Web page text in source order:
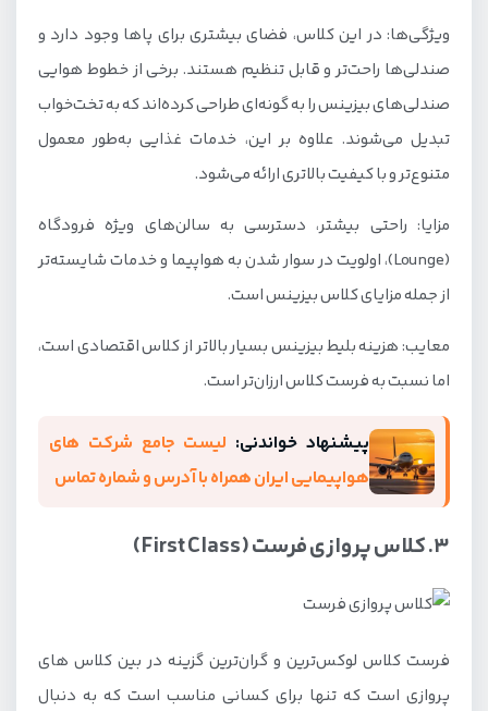
ویژگی‌ها: در این کلاس، فضای بیشتری برای پاها وجود دارد و
صندلی‌ها راحت‌تر و قابل تنظیم هستند. برخی از خطوط هوایی
صندلی‌های بیزینس را به گونه‌ای طراحی کرده‌اند که به تخت‌خواب
تبدیل می‌شوند. علاوه بر این، خدمات غذایی به‌طور معمول
متنوع‌تر و با کیفیت بالاتری ارائه می‌شود.
مزایا: راحتی بیشتر، دسترسی به سالن‌های ویژه فرودگاه
(Lounge)، اولویت در سوار شدن به هواپیما و خدمات شایسته‌تر
از جمله مزایای کلاس بیزینس است.
معایب: هزینه بلیط بیزینس بسیار بالاتر از کلاس اقتصادی است،
اما نسبت به فرست کلاس ارزان‌تر است.
پیشنهاد خواندنی: لیست جامع شرکت های
هواپیمایی ایران همراه با آدرس و شماره تماس
3. کلاس پروازی فرست (First Class)
فرست کلاس لوکس‌ترین و گران‌ترین گزینه در بین کلاس های
پروازی است که تنها برای کسانی مناسب است که به دنبال